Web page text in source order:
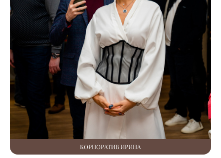
КОРПОРАТИВ ИРИНА